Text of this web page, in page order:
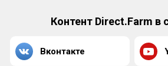
Контент Direct.Farm в
Вконтакте